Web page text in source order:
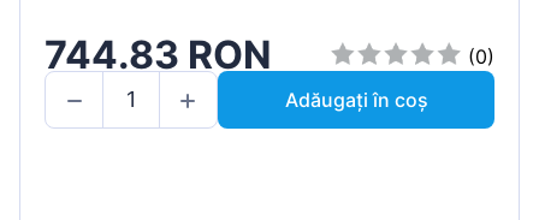
744.83 RON
(0)
Adăugați în coș